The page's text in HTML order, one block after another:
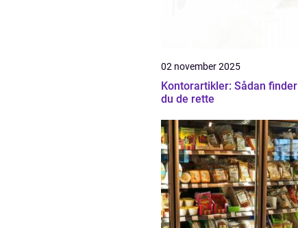
02 november 2025
Kontorartikler: Sådan finder
du de rette